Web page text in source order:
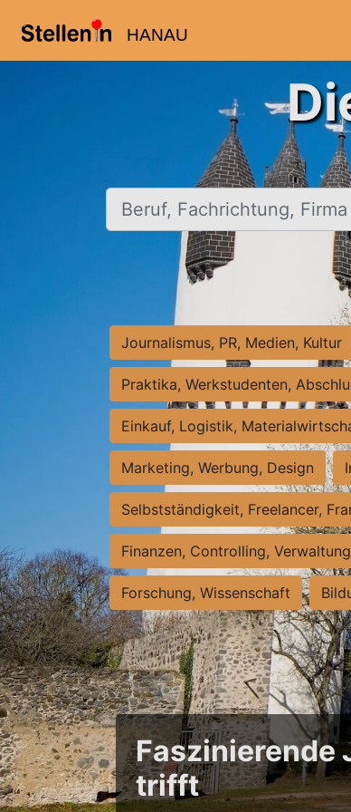
HANAU
Beruf, Fachrichtung, Firma
Journalismus, PR, Medien, Kultur
Praktika, Werkstudenten,
Einkauf, Logistik,
Marketing, Werbung, Design
Selbstständigkeit, Freelancer,
Finanzen, Controlling, Verwaltung
Forschung, Wissenschaft
Faszinierende
trifft